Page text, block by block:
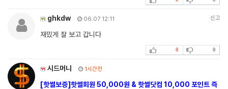
ghkdw 06.07 12:11 신고
재밌게 잘 보고 갑니다
0 0
시드머니 1시간전
[핫썰보증]핫썰회원 50,000원 & 핫썰닷컴 10,000 포인트 즉